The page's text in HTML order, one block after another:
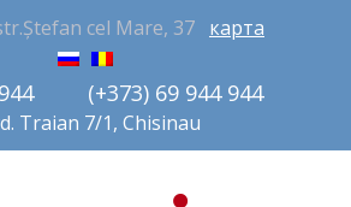
cel Mare, 37 карта
944         (+373) 69 944 944
Traian 7/1, Chisinau